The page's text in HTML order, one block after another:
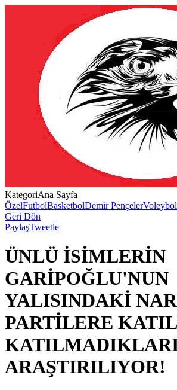
KategoriAna Sayfa
ÖzelFutbolBasketbolDemir PençelerVoleybol
Geri Dön
PaylaşTweetle
ÜNLÜ İSİMLERİN
GARİPOĞLU'NUN
YALISINDAKİ
PARTİLERE
ARAŞTIRILIYOR!